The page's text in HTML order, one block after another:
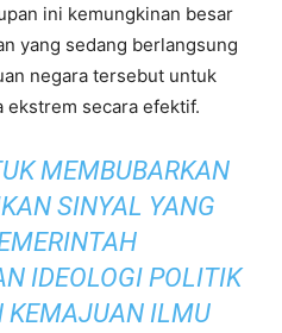
ini kemungkinan besar
yang sedang berlangsung
negara tersebut untuk
ekstrem secara efektif.
MEMBUBARKAN
SINYAL YANG
IDEOLOGI POLITIK
KEMAJUAN ILMU